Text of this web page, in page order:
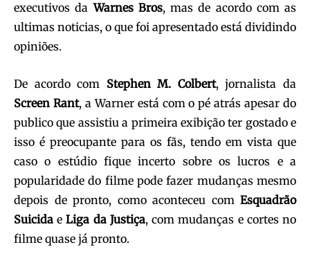
executivos da Warnes Bros, mas de acordo com as
ultimas noticias, o que foi apresentado está dividindo
opiniões.
De acordo com Stephen M. Colbert, jornalista da
Screen Rant, a Warner está com o pé atrás apesar do
publico que assistiu a primeira exibição ter gostado e
isso é preocupante para os fãs, tendo em vista que
caso o estúdio fique incerto sobre os lucros e a
popularidade do filme pode fazer mudanças mesmo
depois de pronto, como aconteceu com Esquadrão
Suicida e Liga da Justiça, com mudanças e cortes no
filme quase já pronto.